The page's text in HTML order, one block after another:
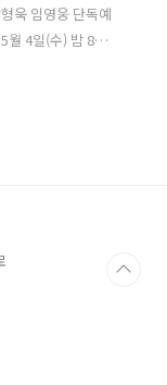
욱 임영웅 단독예
월 4일(수) 밤 8시
로란 특집으로 방
하고 호평을 이어